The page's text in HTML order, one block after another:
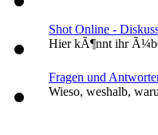
Shot Online -
Hier kÃ¶nnt ihr
Fragen und
Wieso, weshalb,